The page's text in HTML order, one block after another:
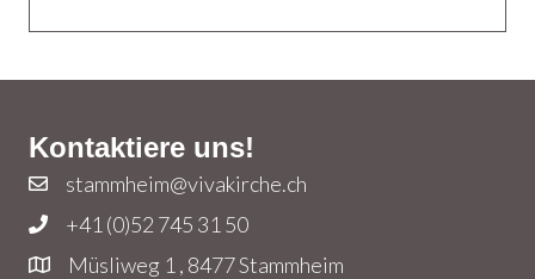
Kontaktiere uns!
stammheim@vivakirche.ch
+41 (0)52 745 31 50
Müsliweg 1 , 8477 Stammheim